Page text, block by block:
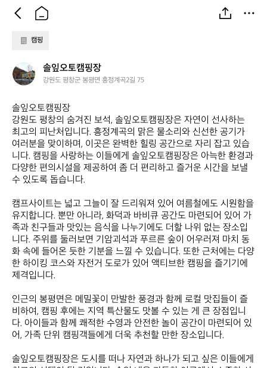
캠핑
솔
잎
토
캠
핑
장
솔잎오토캠핑장
강원도 평창군 봉평면 흥정계곡2길 75
솔잎오토캠핑장
강원도 평창의 숨겨진 보석, 솔잎오토캠핑장은 자연이 선사하는
최고의 피난처입니다. 흥정계곡의 맑은 물소리와 신선한 공기가
여러분을 맞이하며, 이곳은 완벽한 힐링 공간으로 자리 잡고 있습
니다. 캠핑을 사랑하는 이들에게 솔잎오토캠핑장은 아늑한 환경과
다양한 편의시설을 제공하여 좀 더 편리하고 즐거운 시간을 보낼
수 있도록 돕습니다.
캠프사이트는 넓고 그늘이 잘 드리워져 있어 여름철에도 시원함을
유지합니다. 뿐만 아니라, 화덕과 바비큐 공간도 마련되어 있어 가
족과 친구들과 맛있는 음식을 나누기에도 더할 나위 없는 장소입
니다. 주위를 둘러보면 기암괴석과 푸르른 숲이 어우러져 마치 동
화 속에 들어온 듯한 기분을 느낄 수 있습니다. 또한 근처에는 다양
한 하이킹 코스와 자전거 도로가 있어 액티브한 캠핑을 즐기기에
제격입니다.
인근의 봉평면은 메밀꽃이 만발한 풍경과 함께 로컬 맛집들이 즐
비하여, 캠핑 후에는 지역 특산물도 맛볼 수 있는 게 큰 장점입니
다. 아이들과 함께 쾌적한 수영과 안전한 놀이 공간이 마련되어 있
어, 가족 단위 캠핑객들에게 더욱 추천할 만한 장소입니다.
솔잎오토캠핑장은 도시를 떠나 자연과 하나가 되고 싶은 이들에게